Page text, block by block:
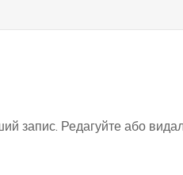
Редагуйте або